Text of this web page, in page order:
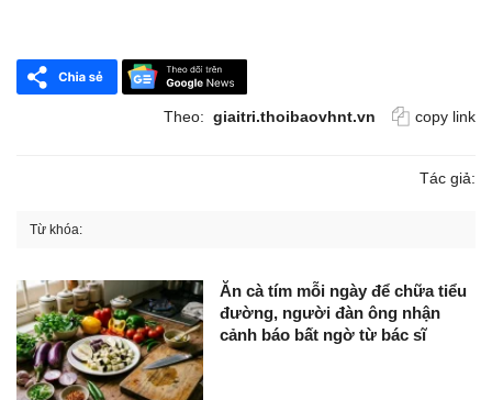
Theo: giaitri.thoibaovhnt.vn copy link
Tác giả:
Từ khóa:
Ăn cà tím mỗi ngày để chữa tiểu
đường, người đàn ông nhận
cảnh báo bất ngờ từ bác sĩ